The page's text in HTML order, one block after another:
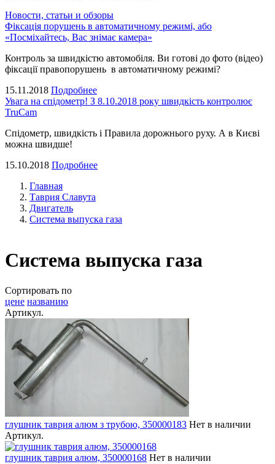
Новости, статьи и обзоры
Фіксація порушень в автоматичному режимі, або
«Посміхайтесь, Вас знімає камера»
Контроль за швидкістю автомобіля. Ви готові до фото (відео)
фіксації правопорушень в автоматичному режимі?
15.11.2018 Подробнее
Увага на спідометр! З 8.10.2018 року швидкість контролює
TruCam
Спідометр, швидкість і Правила дорожнього руху. А в Києві
можна швидше!
15.10.2018 Подробнее
Главная
Таврия Славута
Двигатель
Система выпуска газа
Система выпуска газа
Сортировать по
цене названию
Артикул.
глушник таврия алюм з трубою, 350000183 Нет в наличии
Артикул.
глушник таврия алюм, 350000168 Нет в наличии